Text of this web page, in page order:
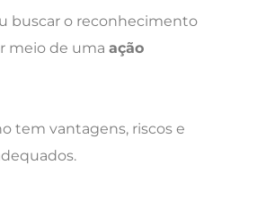
buscar o reconhecimento
meio de uma ação
tem vantagens, riscos e